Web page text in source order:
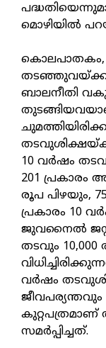
മൊഴിയില്‍
കൊലപാതകം,
ബാലനീതി
10 വര്‍ഷം
201 പ്രകാരം
രൂപ പിഴയും,
പ്രകാരം 10
ജുവനൈല്‍
തടവും
വര്‍ഷം
സമര്‍പ്പിച്ചത്.